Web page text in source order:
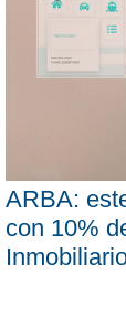
ARBA:
con 10%